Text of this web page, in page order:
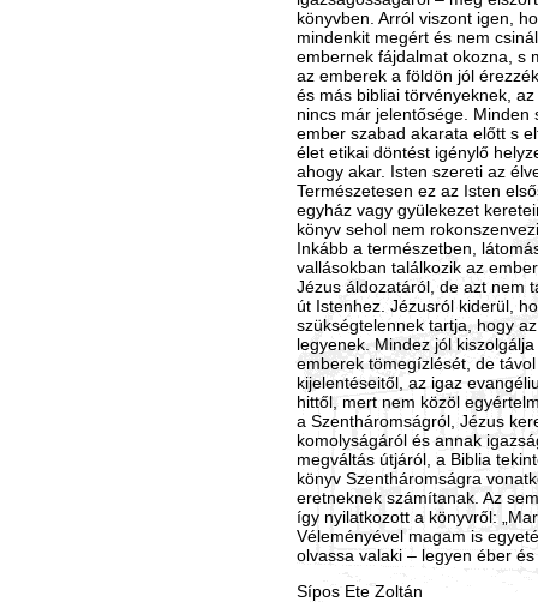
könyvben. Arról viszont igen,
mindenkit megért és nem
embernek fájdalmat okozna, s
az emberek a földön jól
és más bibliai törvényeknek,
nincs már jelentősége.
ember szabad akarata előtt s
élet etikai döntést igénylő
ahogy akar. Isten szereti az
Természetesen ez az Isten
egyház vagy gyülekezet
könyv sehol nem
Inkább a természetben,
vallásokban találkozik az
Jézus áldozatáról, de azt nem
út Istenhez. Jézusról kiderül,
szükségtelennek tartja, hogy
legyenek. Mindez jól
emberek tömegízlését, de
kijelentéseitől, az igaz
hittől, mert nem közöl
a Szentháromságról, Jézus
komolyságáról és annak
megváltás útjáról, a Biblia
könyv Szentháromságra
eretneknek számítanak. Az
így nyilatkozott a könyvről:
Véleményével magam is
olvassa valaki – legyen éber
Sípos Ete Zoltán